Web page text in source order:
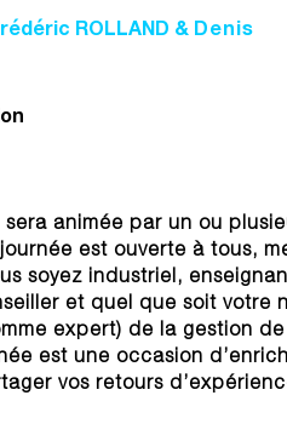
ROLLAND & Denis
animée par un ou
est ouverte à tous,
soyez industriel,
et quel que soit votre
expert) de la gestion de
est une occasion
vos retours